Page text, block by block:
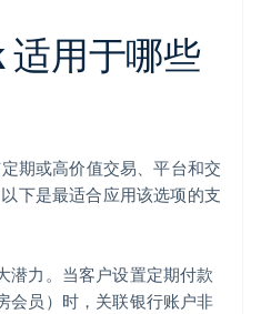
适用于哪些
期或高价值交易、平台和交
下是最适合应用该选项的支
潜力。当客户设置定期付款
会员）时，关联银行账户非